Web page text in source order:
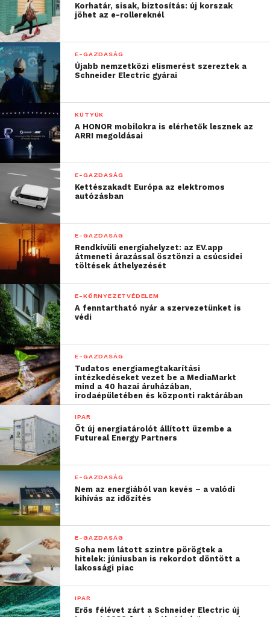
Korhatár, sisak, biztosítás: új korszak
jöhet az e-rollereknél
E-GAZDASÁG
Újabb nemzetközi elismerést szereztek a
Schneider Electric gyárai
KÜTYÜK
A HONOR mobilokra is elérhetők lesznek az
ARRI megoldásai
E-GAZDASÁG
Kettészakadt Európa az elektromos
autózásban
E-GAZDASÁG
Rendkívüli energiahelyzet: az EV.app
átmeneti árazással ösztönzi a csúcsidei
töltések áthelyezését
E-KÖRNYEZETVÉDELEM
A fenntartható nyár a szervezetünket is
védi
E-GAZDASÁG
Tudatos energiamegtakarítási
intézkedéseket vezet be a MediaMarkt
mind a 40 hazai áruházában,
irodaépületében és központi raktárában
IPAR
Öt új energiatárolót állított üzembe a
Futureal Energy Partners
E-GAZDASÁG
Nem az energiából van kevés – a valódi
kihívás az időzítés
E-GAZDASÁG
Soha nem látott szintre pörögtek a
hitelek: júniusban is rekordot döntött a
lakossági piac
IPAR
Erős félévet zárt a Schneider Electric új